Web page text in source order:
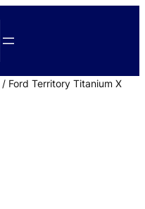
/ Ford Territory Titanium X